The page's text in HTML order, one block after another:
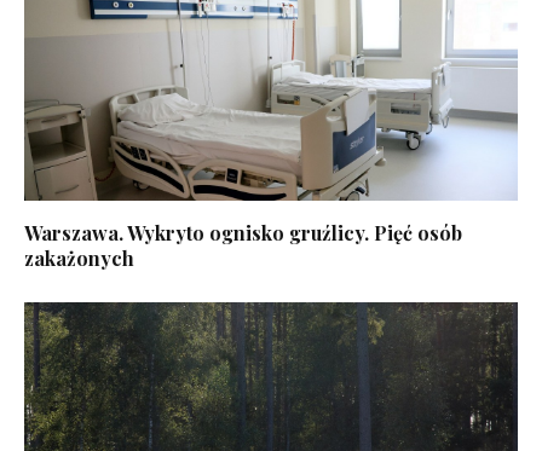
Warszawa. Wykryto ognisko gruźlicy. Pięć osób
zakażonych